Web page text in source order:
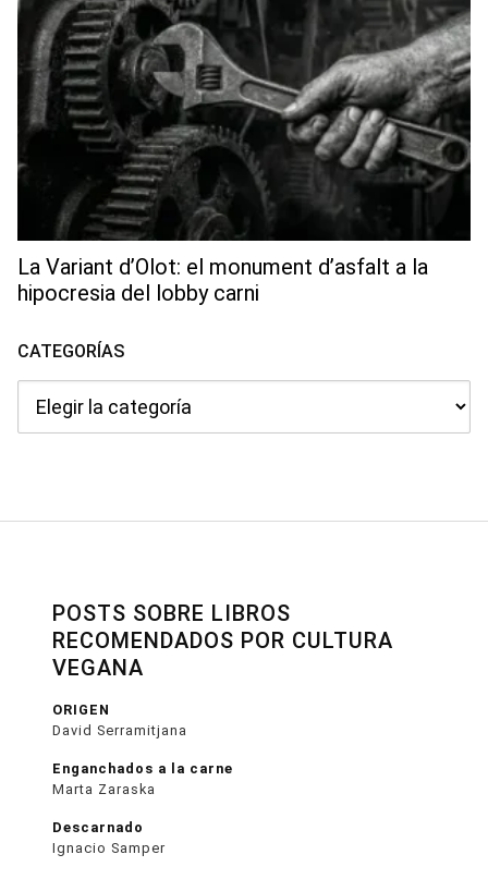
La Variant d’Olot: el monument d’asfalt a la
hipocresia del lobby carni
CATEGORÍAS
POSTS SOBRE LIBROS
RECOMENDADOS POR CULTURA
VEGANA
ORIGEN
David Serramitjana
Enganchados a la carne
Marta Zaraska
Descarnado
Ignacio Samper